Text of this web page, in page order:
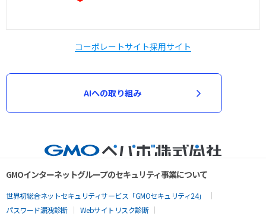
コーポレートサイト採用サイト
AIへの取り組み
GMOインターネットグループのセキュリティ事業について
世界初総合ネットセキュリティサービス「GMOセキュリティ24」
パスワード漏洩診断
Webサイトリスク診断